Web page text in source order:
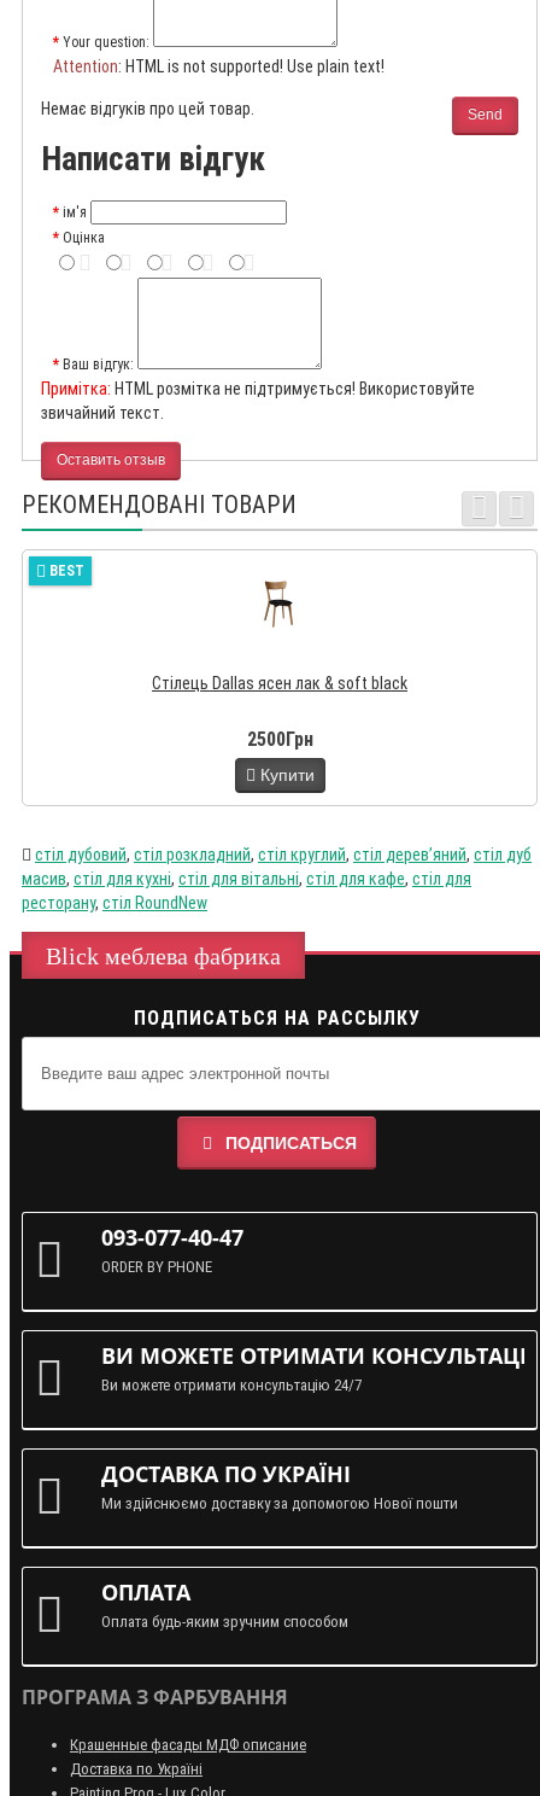
Your question:
Attention: HTML is not supported! Use plain text!
Send
Немає відгуків про цей товар.
Написати відгук
ім'я
Оцінка
Ваш відгук:
Примітка: HTML розмітка не підтримується! Використовуйте
звичайний текст.
Оставить отзыв
РЕКОМЕНДОВАНІ ТОВАРИ
BEST
Стілець Dallas ясен лак & soft black
2500Грн
Купити
стіл дубовий, стіл розкладний, стіл круглий, стіл дерев’яний, стіл дуб
масив, стіл для кухні, стіл для вітальні, стіл для кафе, стіл для
ресторану, стіл RoundNew
Blick меблева фабрика
ПОДПИСАТЬСЯ НА РАССЫЛКУ
ПОДПИСАТЬСЯ
093-077-40-47
ORDER BY PHONE
ВИ МОЖЕТЕ ОТРИМАТИ
Ви можете отримати консультацію 24/7
ДОСТАВКА ПО УКРАЇНІ
Ми здійснюємо доставку за допомогою Нової пошти
ОПЛАТА
Оплата будь-яким зручним способом
ПРОГРАМА З ФАРБУВАННЯ
Крашенные фасады МДФ описание
Доставка по Україні